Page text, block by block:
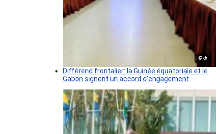
© dr
Différend frontalier: la Guinée équatoriale et le
Gabon signent un accord d’engagement